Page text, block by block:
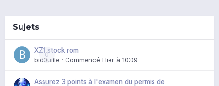
Sujets
0
XZ1 stock rom
bid0uille · Commencé Hier à 10:09
Assurez 3 points à l'examen du permis de